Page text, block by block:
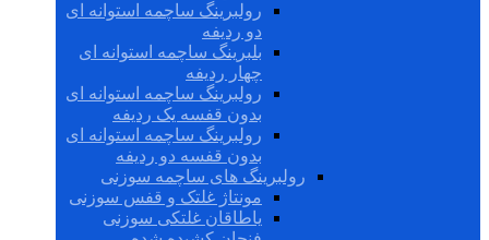
رولبرینگ ساچمه استوانه ای
دو ردیفه
بلبرینگ ساچمه استوانه ای
چهار ردیفه
رولبرینگ ساچمه استوانه ای
بدون قفسه یک ردیفه
رولبرینگ ساچمه استوانه ای
بدون قفسه دو ردیفه
رولبرینگ های ساچمه سوزنی
مونتاژ غلتک و قفس سوزنی
یاطاقان غلتکی سوزنی